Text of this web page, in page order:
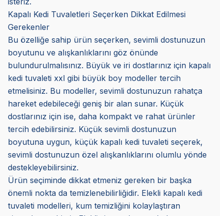
Kapalı Kedi Tuvaletleri Seçerken Dikkat Edilmesi
Gerekenler
Bu özelliğe sahip ürün seçerken, sevimli dostunuzun
boyutunu ve alışkanlıklarını göz önünde
bulundurulmalısınız. Büyük ve iri dostlarınız için kapalı
kedi tuvaleti xxl gibi büyük boy modeller tercih
etmelisiniz. Bu modeller, sevimli dostunuzun rahatça
hareket edebileceği geniş bir alan sunar. Küçük
dostlarınız için ise, daha kompakt ve rahat ürünler
tercih edebilirsiniz. Küçük sevimli dostunuzun
boyutuna uygun, küçük kapalı kedi tuvaleti seçerek,
sevimli dostunuzun özel alışkanlıklarını olumlu yönde
destekleyebilirsiniz.
Ürün seçiminde dikkat etmeniz gereken bir başka
önemli nokta da temizlenebilirliğidir. Elekli kapalı kedi
tuvaleti modelleri, kum temizliğini kolaylaştıran